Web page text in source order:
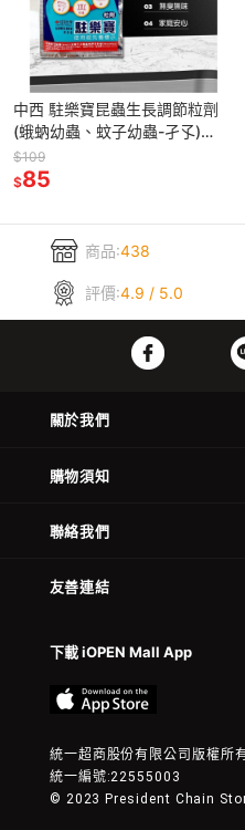
中西 駐樂寶昆蟲生長調節粒劑
(蛾蚋幼蟲、蚊子幼蟲-孑孓)
/10g/包-除蟲粒劑 登革熱防治
$109
$85
商品:438
評價:4.9 / 5.0
關於我們
購物須知
聯絡我們
友善連結
下載 iOPEN Mall App
統一超商股份有限公司版權所
統一編號:22555003
© 2023 President Chain